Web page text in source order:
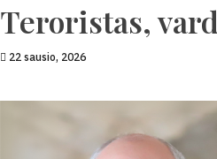
Teroristas,
22 sausio, 2026